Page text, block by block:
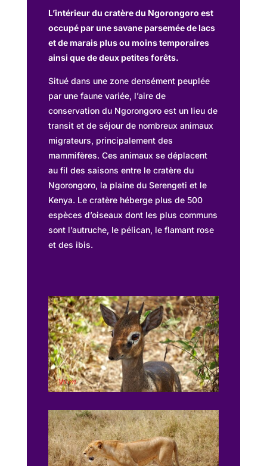
L’intérieur du cratère du Ngorongoro est
occupé par une savane parsemée de lacs
et de marais plus ou moins temporaires
ainsi que de deux petites forêts.
Situé dans une zone densément peuplée
par une faune variée, l’aire de
conservation du Ngorongoro est un lieu de
transit et de séjour de nombreux animaux
migrateurs, principalement des
mammifères. Ces animaux se déplacent
au fil des saisons entre le cratère du
Ngorongoro, la plaine du Serengeti et le
Kenya. Le cratère héberge plus de 500
espèces d’oiseaux dont les plus communs
sont l’autruche, le pélican, le flamant rose
et des ibis.